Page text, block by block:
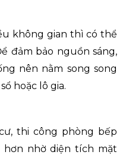
không gian thì có thể
đảm bảo nguồn sáng,
nên nằm song song
hoặc lô gia.
thi công phòng bếp
nhờ diện tích mặt